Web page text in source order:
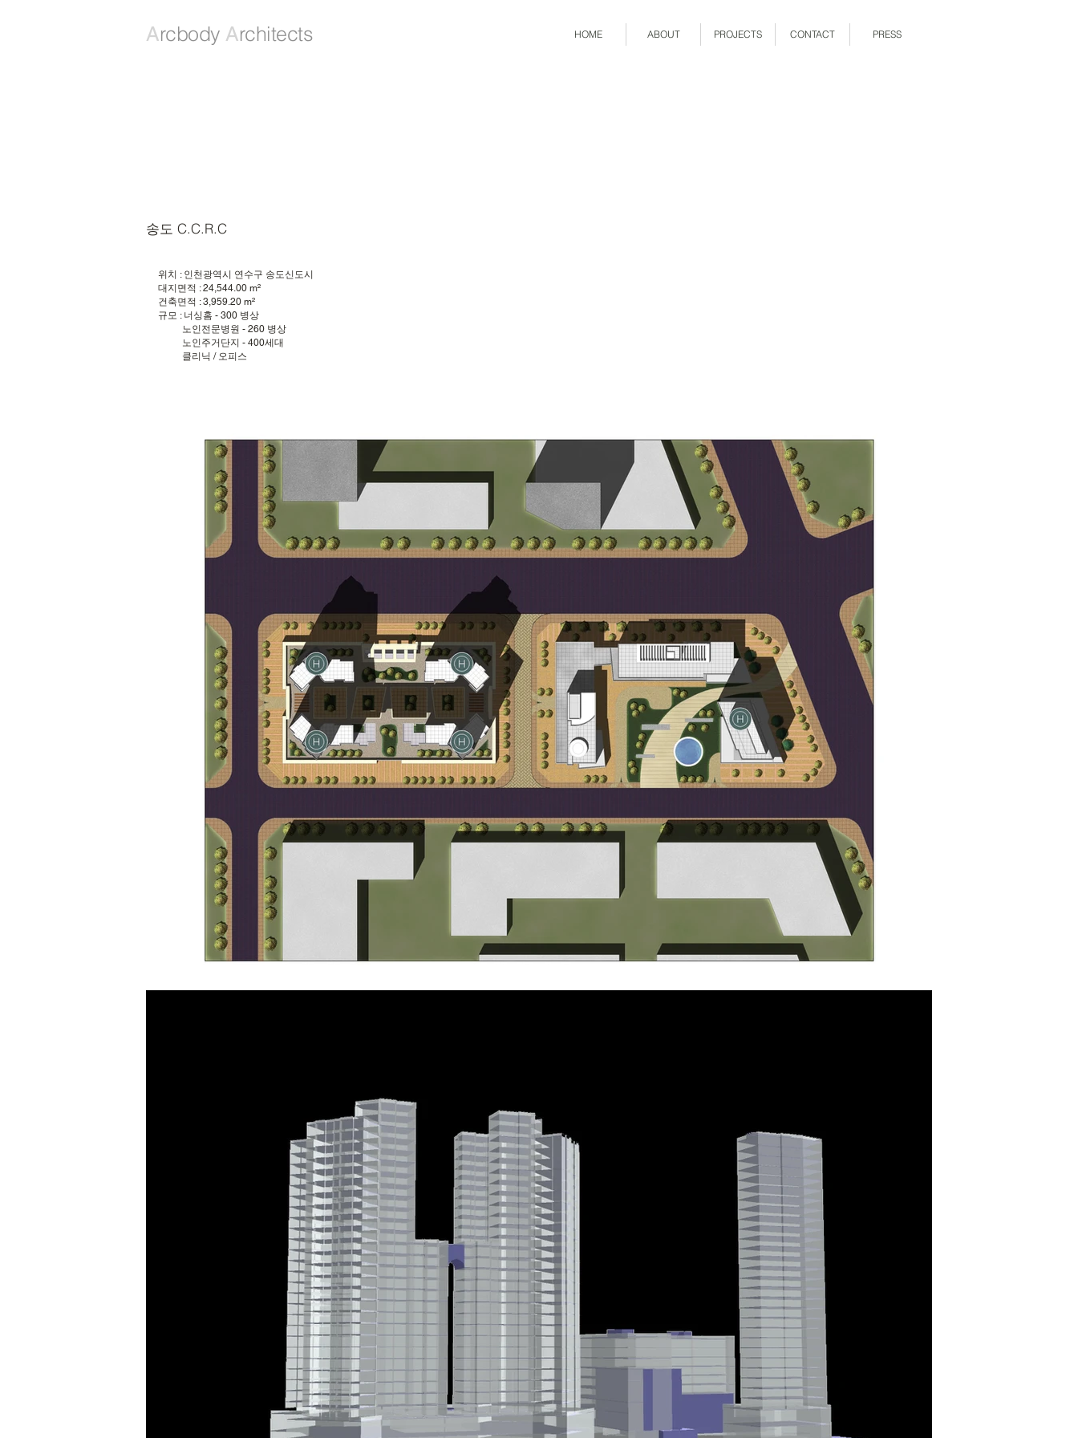
Arcbody Architects HOME ABOUT PROJECTS CONTACT PRESS
송도 C.C.R.C
위치 : 인천광역시 연수구 송도신도시
대지면적 : 24,544.00 m²
건축면적 : 3,959.20 m²
규모 : 너싱홈 - 300 병상
노인전문병원 - 260 병상
노인주거단지 - 400세대
클리닉 / 오피스